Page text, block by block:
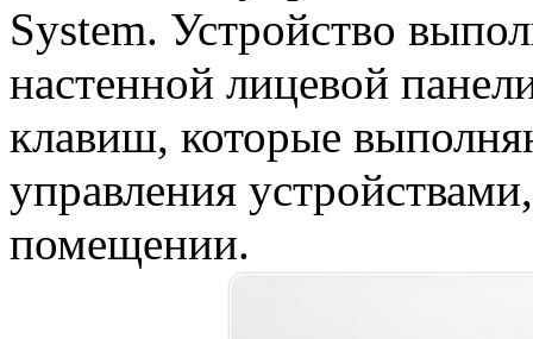
System. Устройство
настенной лицевой
клавиш, которые
управления
помещении.